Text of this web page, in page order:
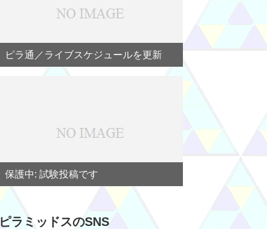
ピラ通／ライブスケジュールを更新
保護中: 試験投稿です
ピラミッドスのSNS